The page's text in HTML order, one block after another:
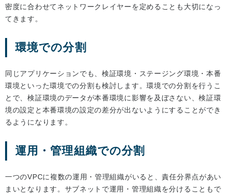
密度に合わせてネットワークレイヤーを定めることも大切になっ
てきます。
環境での分割
同じアプリケーションでも、検証環境・ステージング環境・本番
環境といった環境での分割も検討します。環境での分割を行うこ
とで、検証環境のデータが本番環境に影響を及ぼさない、検証環
境の設定と本番環境の設定の差分が出ないようにすることができ
るようになります。
運用・管理組織での分割
一つのVPCに複数の運用・管理組織がいると、責任分界点があい
まいとなります。サブネットで運用・管理組織を分けることもで